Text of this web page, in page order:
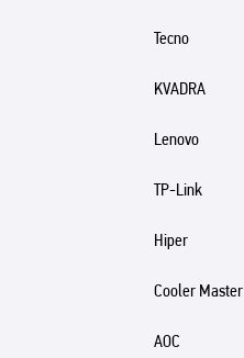
Tecno
KVADRA
Lenovo
TP-Link
Hiper
Cooler Master
AOC